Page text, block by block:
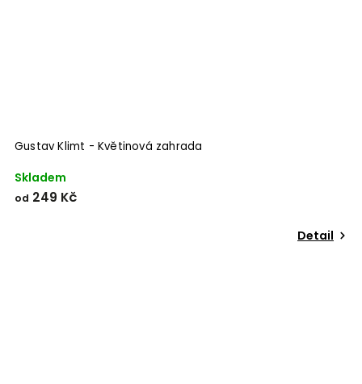
Gustav Klimt - Květinová zahrada
Skladem
od 249 Kč
Detail